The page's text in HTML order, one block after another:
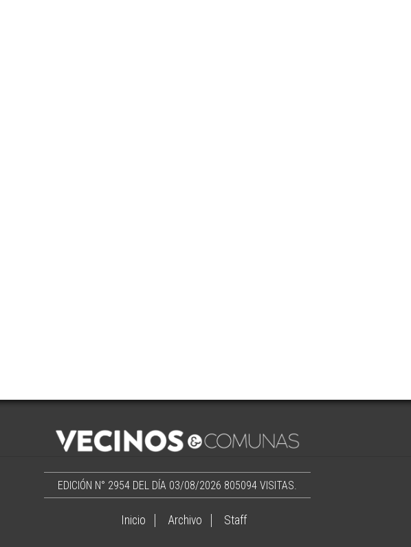
EDICIÓN N° 2954 DEL DÍA 03/08/2026 805094 VISITAS.
Inicio Archivo Staff